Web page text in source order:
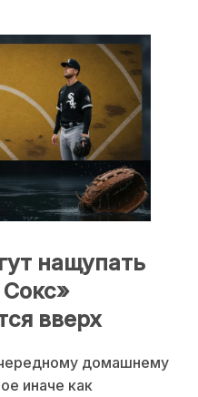
нащупать
Сокс»
вверх
домашнему
иначе как